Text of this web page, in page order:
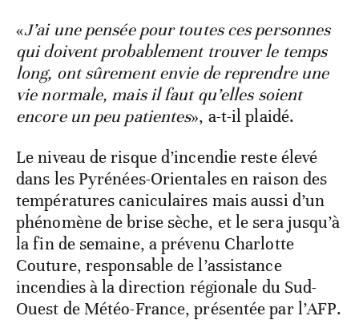
«J’ai une pensée pour toutes ces personnes
qui doivent probablement trouver le temps
long, ont sûrement envie de reprendre une
vie normale, mais il faut qu’elles soient
encore un peu patientes», a-t-il plaidé.
Le niveau de risque d’incendie reste élevé
dans les Pyrénées-Orientales en raison des
températures caniculaires mais aussi d’un
phénomène de brise sèche, et le sera jusqu’à
la fin de semaine, a prévenu Charlotte
Couture, responsable de l’assistance
incendies à la direction régionale du Sud-
Ouest de Météo-France, présentée par l’AFP.